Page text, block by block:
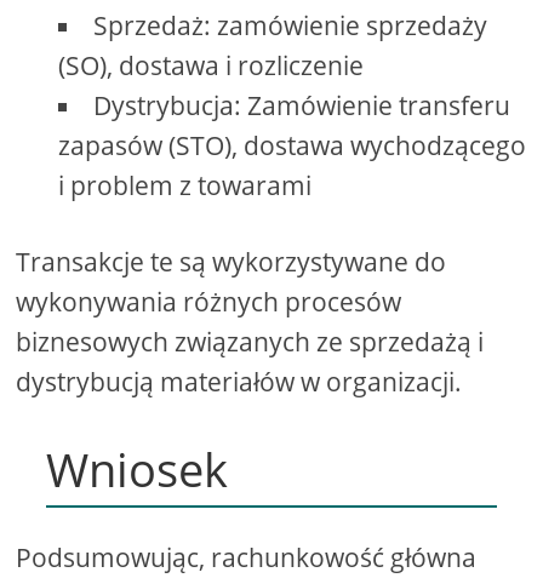
Sprzedaż: zamówienie sprzedaży
(SO), dostawa i rozliczenie
Dystrybucja: Zamówienie transferu
zapasów (STO), dostawa wychodzącego
i problem z towarami
Transakcje te są wykorzystywane do
wykonywania różnych procesów
biznesowych związanych ze sprzedażą i
dystrybucją materiałów w organizacji.
Wniosek
Podsumowując, rachunkowość główna